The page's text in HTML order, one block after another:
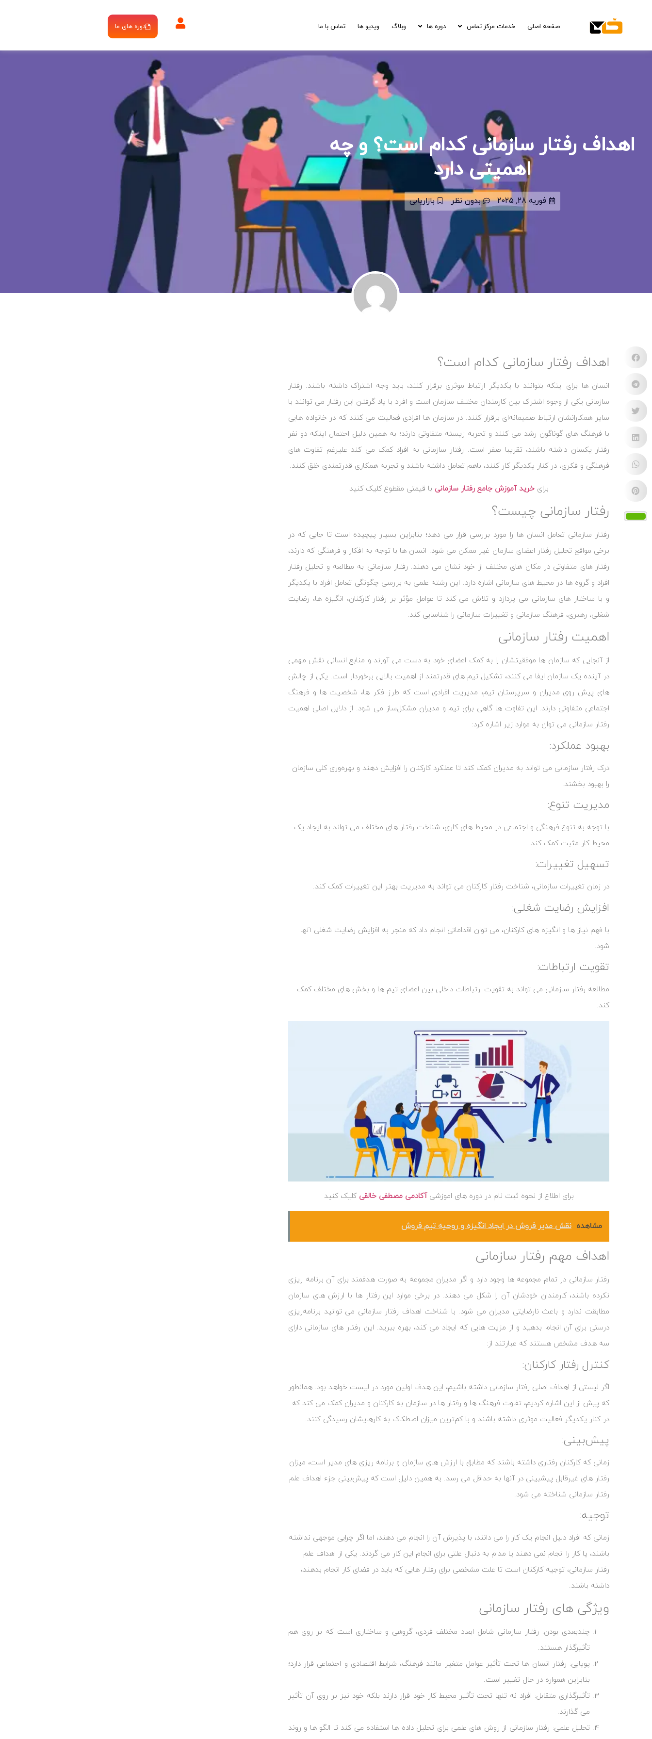
صفحه اصلی خدمات مرکز تماس دوره ها وبلاگ ویدیو ها تماس با ما دوره های ما
اهداف رفتار سازمانی کدام است؟ و چه
اهمیتی دارد
فوریه 28, 2025 بدون نظر بازاریابی
اهداف رفتار سازمانی کدام است؟
انسان‌ ها برای اینکه بتوانند با یکدیگر ارتباط موثری برقرار کنند، باید وجه اشتراک داشته باشند. رفتار
سازمانی یکی از وجوه اشتراک بین کارمندان مختلف سازمان است و افراد با یاد گرفتن این رفتار می ‌توانند با
سایر همکارانشان ارتباط صمیمانه‌ای برقرار کنند. در سازمان ‌ها افرادی فعالیت می‌ کنند که در خانواده ‌هایی
با فرهنگ‌ های گوناگون رشد می‌ کنند و تجربه زیسته متفاوتی دارند؛ به همین دلیل احتمال اینکه دو نفر
رفتار یکسان داشته باشند، تقریبا صفر است. رفتار سازمانی به افراد کمک می ‌کند علیرغم تفاوت‌ های
فرهنگی و فکری، در کنار یکدیگر کار کنند، باهم تعامل داشته باشند و تجربه همکاری قدرتمندی خلق کنند.
برایخرید آموزش جامع رفتار سازمانی با قیمتی مقطوع کلیک کنید
رفتار سازمانی چیست؟
رفتار سازمانی تعامل انسان‌ ها را مورد بررسی قرار می ‌دهد؛ بنابراین بسیار پیچیده است تا جایی که در
برخی مواقع تحلیل رفتار اعضای سازمان غیر ممکن می‌ شود. انسان‌ ها با توجه به افکار و فرهنگی که دارند،
رفتار های متفاوتی در مکان‌ های مختلف از خود نشان می ‌دهند. رفتار سازمانی به مطالعه و تحلیل رفتار
افراد و گروه‌ ها در محیط‌ های سازمانی اشاره دارد. این رشته علمی به بررسی چگونگی تعامل افراد با یکدیگر
و با ساختار های سازمانی می ‌پردازد و تلاش می ‌کند تا عوامل مؤثر بر رفتار کارکنان، انگیزه‌ ها، رضایت
شغلی، رهبری، فرهنگ سازمانی و تغییرات سازمانی را شناسایی کند.
اهمیت رفتار سازمانی
از آنجایی که سازمان ‌ها موفقیتشان را به کمک اعضای خود به دست می‌ آورند و منابع انسانی نقش مهمی
در آینده یک سازمان ایفا می‌ کنند، تشکیل تیم‌ های قدرتمند از اهمیت بالایی برخوردار است. یکی از چالش‌
های پیش روی مدیران و سرپرستان تیم، مدیریت افرادی است که طرز فکر ها، شخصیت‌ ها و فرهنگ
اجتماعی متفاوتی دارند. این تفاوت‌ ها گاهی برای تیم و مدیران مشکل‌ساز می‌ شود. از دلایل اصلی اهمیت
رفتار سازمانی می توان به موارد زیر اشاره کرد:
بهبود عملکرد:
درک رفتار سازمانی می‌ تواند به مدیران کمک کند تا عملکرد کارکنان را افزایش دهند و بهره‌وری کلی سازمان
را بهبود بخشند.
مدیریت تنوع:
با توجه به تنوع فرهنگی و اجتماعی در محیط‌ های کاری، شناخت رفتار های مختلف می ‌تواند به ایجاد یک
محیط کار مثبت کمک کند.
تسهیل تغییرات:
در زمان تغییرات سازمانی، شناخت رفتار کارکنان می ‌تواند به مدیریت بهتر این تغییرات کمک کند.
افزایش رضایت شغلی:
با فهم نیاز ها و انگیزه‌ های کارکنان، می ‌توان اقداماتی انجام داد که منجر به افزایش رضایت شغلی آنها
شود.
تقویت ارتباطات:
مطالعه رفتار سازمانی می‌ تواند به تقویت ارتباطات داخلی بین اعضای تیم‌ ها و بخش‌ های مختلف کمک
کند.
برای اطلاع از نحوه ثبت نام در دوره های اموزشیآکادمی مصطفی خالقی کلیک کنید
مشاهده نقش مدیر فروش در ایجاد انگیزه و روحیه تیم فروش
اهداف مهم رفتار سازمانی
رفتار سازمانی در تمام مجموعه ‌ها وجود دارد و اگر مدیران مجموعه به صورت هدفمند برای آن برنامه‌ ریزی
نکرده باشند، کارمندان خودشان آن را شکل می‌ دهند. در برخی موارد این رفتار ها با ارزش‌ های سازمان
مطابقت ندارد و باعث نارضایتی مدیران می‌ شود. با شناخت اهداف رفتار سازمانی می ‌توانید برنامه‌ریزی
درستی برای آن انجام بدهید و از مزیت‌‌ هایی که ایجاد می ‌کند، بهره ببرید. این رفتار های سازمانی دارای
سه هدف مشخص هستند که عبارتند از:
کنترل رفتار کارکنان:
اگر لیستی از اهداف اصلی رفتار سازمانی داشته باشیم، این هدف اولین مورد در لیست خواهد بود. همانطور
که پیش از این اشاره کردیم، تفاوت فرهنگ‌ ها و رفتار ها در سازمان به کارکنان و مدیران کمک می‌ کند که
در کنار یکدیگر فعالیت موثری داشته باشند و با کم‌ترین میزان اصطکاک به کارهایشان رسیدگی کنند.
پیش‌بینی:
زمانی که کارکنان رفتاری داشته باشند که مطابق با ارزش‌ های سازمان و برنامه‌ ریزی‌ های مدیر است، میزان
رفتار های غیرقابل پیشبینی در آنها به حداقل می ‌رسد. به همین دلیل است که پیش‌بینی جزء اهداف علم
رفتار سازمانی شناخته می ‌شود.
توجیه:
زمانی که افراد دلیل انجام یک کار را می ‌دانند، با پذیرش آن را انجام می‌ دهند، اما اگر چرایی موجهی نداشته
باشند، یا کار را انجام نمی ‌دهند یا مدام به دنبال علتی برای انجام این کار می‌ گردند. یکی از اهداف علم
رفتار سازمانی، توجیه کارکنان است تا علت مشخصی برای رفتار هایی که باید در فضای کار انجام بدهند،
داشته باشند.
ویژگی‌ های رفتار سازمانی
چندبعدی بودن: رفتار سازمانی شامل ابعاد مختلف فردی، گروهی و ساختاری است که بر روی هم
تأثیرگذار هستند.
پویایی: رفتار انسان ‌ها تحت تأثیر عوامل متغیر مانند فرهنگ، شرایط اقتصادی و اجتماعی قرار دارد؛
بنابراین همواره در حال تغییر است.
تأثیرگذاری متقابل: افراد نه تنها تحت تأثیر محیط کار خود قرار دارند بلکه خود نیز بر روی آن تأثیر
می ‌گذارند.
تحلیل علمی: رفتار سازمانی از روش‌ های علمی برای تحلیل داده ‌ها استفاده می‌ کند تا الگو ها و روند